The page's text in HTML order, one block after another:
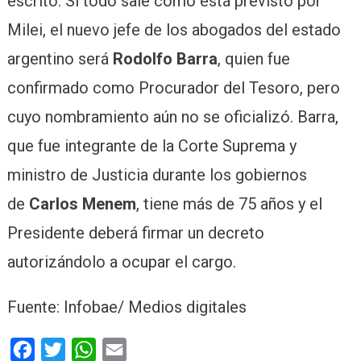
Milei, el nuevo jefe de los abogados del estado
argentino será Rodolfo Barra, quien fue
confirmado como Procurador del Tesoro, pero
cuyo nombramiento aún no se oficializó. Barra,
que fue integrante de la Corte Suprema y
ministro de Justicia durante los gobiernos
de Carlos Menem, tiene más de 75 años y el
Presidente deberá firmar un decreto
autorizándolo a ocupar el cargo.
Fuente: Infobae/ Medios digitales
Facebook
Twitter WhatsApp